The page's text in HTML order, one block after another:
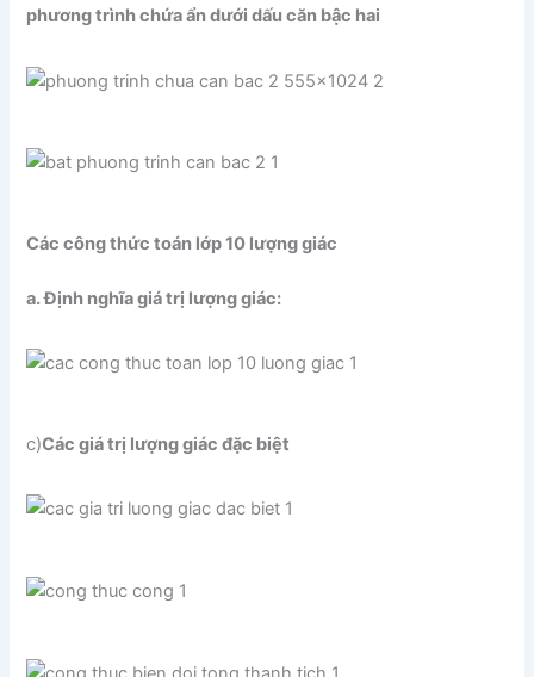
phương trình chứa ẩn dưới dấu căn bậc hai
Các công thức toán lớp 10 lượng giác
a. Định nghĩa giá trị lượng giác:
c)Các giá trị lượng giác đặc biệt